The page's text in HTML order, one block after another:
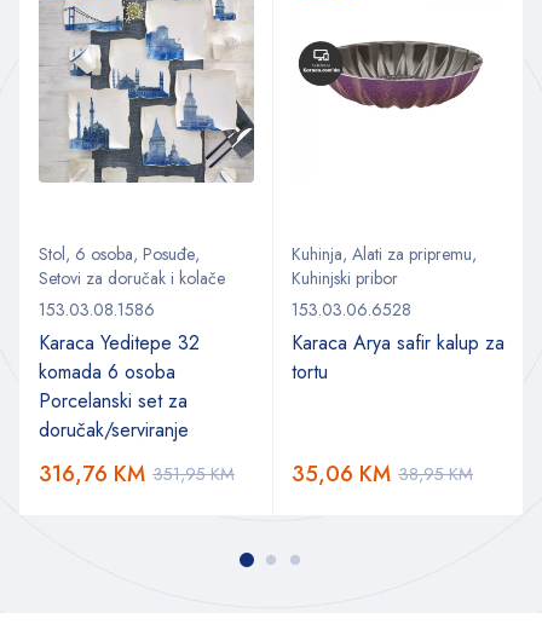
Stol, 6 osoba, Posuđe,
Setovi za doručak i kolače
153.03.08.1586
Karaca Yeditepe 32
komada 6 osoba
Porcelanski set za
doručak/serviranje
351,95KM
316,76 KM
Kuhinja, Alati za pripremu,
Kuhinjski pribor
153.03.06.6528
Karaca Arya safir kalup za
tortu
38,95KM
35,06 KM